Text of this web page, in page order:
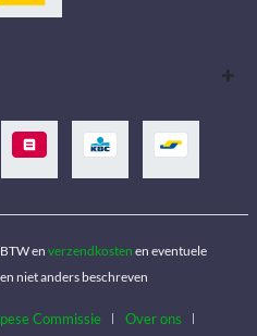
en verzendkosten en eventuele
niet anders beschreven
Commissie
Over ons